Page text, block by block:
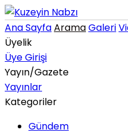
Ana SayfaAramaGaleri
Üyelik
Üye Girişi
Yayın/Gazete
Yayınlar
Kategoriler
Gündem